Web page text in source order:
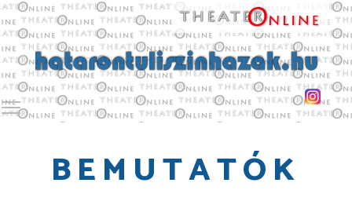
Toggle main menu visibility
BEMUTATÓK